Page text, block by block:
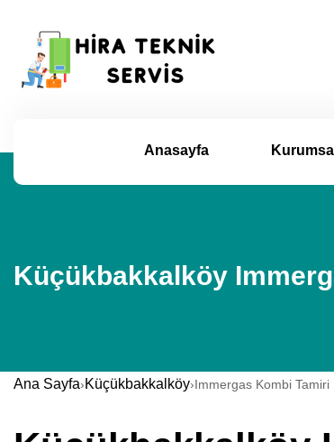
Anasayfa Kurumsal
Küçükbakkalköy
Ana Sayfa›Küçükbakkalköy›Immergas Kombi Tamiri